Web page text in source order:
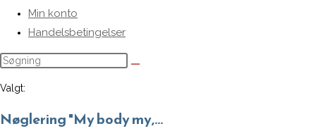
Min konto
Handelsbetingelser
Valgt:
Nøglering "My body my,…